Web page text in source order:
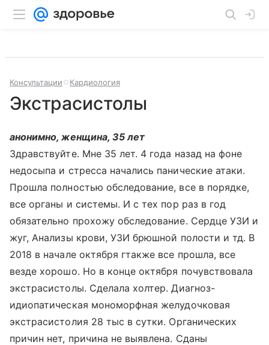
Консультации Кардиология
Экстрасистолы
анонимно, женщина, 35 лет
Здравствуйте. Мне 35 лет. 4 года назад на фоне
недосыпа и стресса начались панические атаки.
Прошла полностью обследование, все в порядке,
все органы и системы. И с тех пор раз в год
обязательно прохожу обследование. Сердце УЗИ и
жуг, Анализы крови, УЗИ брюшной полости и тд. В
2018 в начале октября гтакже все прошла, все
везде хорошо. Но в конце октября почувствовала
экстрасистолы. Сделала холтер. Диагноз-
идиопатическая мономорфная желудочковая
экстрасистолия 28 тыс в сутки. Органических
причин нет, причина не выявлена. Сданы